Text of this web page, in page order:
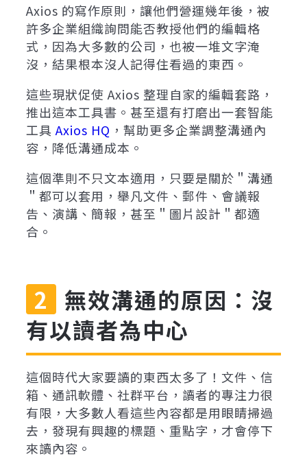
Axios 的寫作原則，讓他們營運幾年後，被
許多企業組織詢問能否教授他們的編輯格
式，因為大多數的公司，也被一堆文字淹
沒，結果根本沒人記得住看過的東西。
這些現狀促使 Axios 整理自家的編輯套路，
推出這本工具書。甚至還有打磨出一套智能
工具 Axios HQ ，幫助更多企業調整溝通內
容，降低溝通成本。
這個準則不只文本適用，只要是關於＂溝通
＂都可以套用，舉凡文件、郵件、會議報
告、演講、簡報，甚至＂圖片設計＂都適
合。
無效溝通的原因：沒
有以讀者為中心
這個時代大家要讀的東西太多了！文件、信
箱、通訊軟體、社群平台，讀者的專注力很
有限，大多數人看這些內容都是用眼睛掃過
去，發現有興趣的標題、重點字，才會停下
來讀內容。